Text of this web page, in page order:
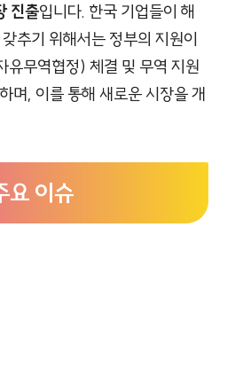
진출입니다. 한국 기업들이 해
추기 위해서는 정부의 지원이
무역협정) 체결 및 무역 지원
며, 이를 통해 새로운 시장을 개
요 이슈